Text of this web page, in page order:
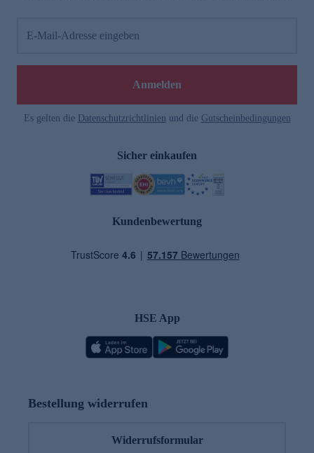
E-Mail-Adresse eingeben
Anmelden
Es gelten die Datenschutzrichtlinien und die Gutscheinbedingungen
Sicher einkaufen
Kundenbewertung
HSE App
Bestellung widerrufen
Widerrufsformular